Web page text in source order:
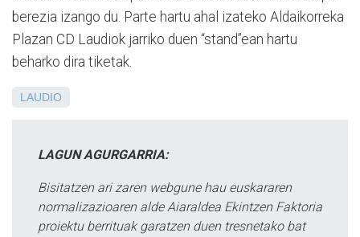
berezia izango du. Parte hartu ahal izateko Aldaikorreka
Plazan CD Laudiok jarriko duen “stand”ean hartu
beharko dira tiketak.
LAUDIO
LAGUN AGURGARRIA:
Bisitatzen ari zaren webgune hau euskararen
normalizazioaren alde Aiaraldea Ekintzen Faktoria
proiektu berrituak garatzen duen tresnetako bat